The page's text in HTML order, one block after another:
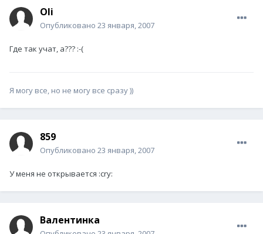
Oli
Опубликовано 23 января, 2007
Где так учат, а??? :-(
Я могу все, но не могу все сразу ))
859
Опубликовано 23 января, 2007
У меня не открывается :cry:
Валентинка